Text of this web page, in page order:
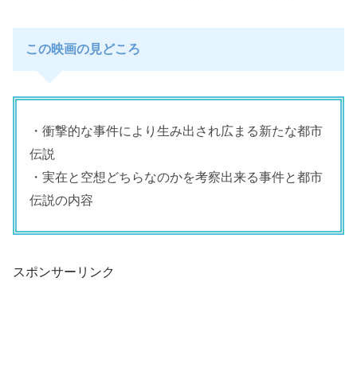
この映画の見どころ
・衝撃的な事件により生み出され広まる新たな都市
伝説
・実在と空想どちらなのかを考察出来る事件と都市
伝説の内容
スポンサーリンク